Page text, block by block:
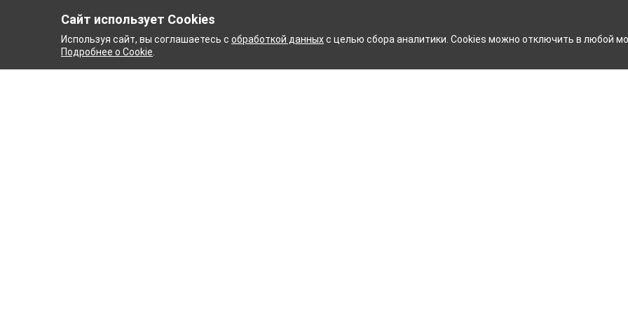
Сайт использует Cookies
Используя сайт, вы соглашаетесь с обработкой данныхс целью сбора аналитики. Cookies можно отключить в любой
Подробнее о Cookie